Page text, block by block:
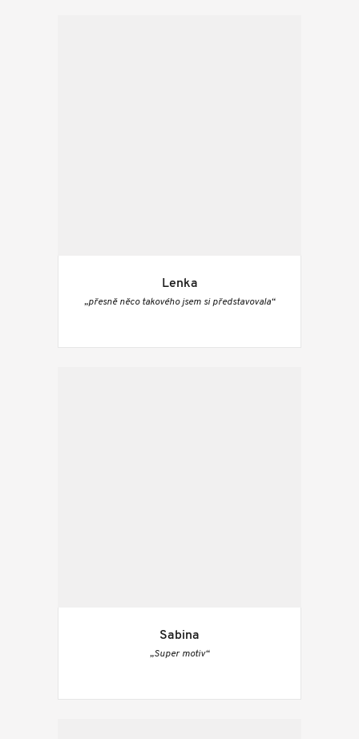
Lenka
„přesně něco takového jsem si představovala“
Sabina
„Super motiv“